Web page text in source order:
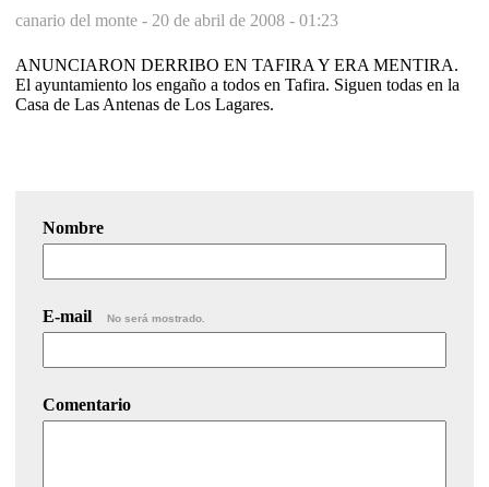
canario del monte - 20 de abril de 2008 - 01:23
ANUNCIARON DERRIBO EN TAFIRA Y ERA MENTIRA.
El ayuntamiento los engaño a todos en Tafira. Siguen todas en la
Casa de Las Antenas de Los Lagares.
Nombre
E-mail No será mostrado.
Comentario